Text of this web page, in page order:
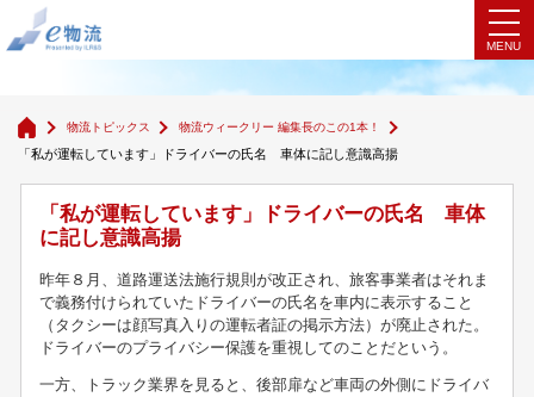
物流ウィークリー 編集長のこの1本！
物流トピックス 物流ウィークリー 編集長のこの1本！
「私が運転しています」ドライバーの氏名 車体に記し意識高揚
「私が運転しています」ドライバーの氏名 車体
に記し意識高揚
昨年８月、道路運送法施行規則が改正され、旅客事業者はそれま
で義務付けられていたドライバーの氏名を車内に表示すること
（タクシーは顔写真入りの運転者証の掲示方法）が廃止された。
ドライバーのプライバシー保護を重視してのことだという。
一方、トラック業界を見ると、後部扉など車両の外側にドライバ